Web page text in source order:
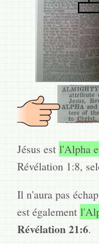
Jésus est l'Alpha
Révélation 1:8,
Il n'aura pas
est également
Révélation 21:6.